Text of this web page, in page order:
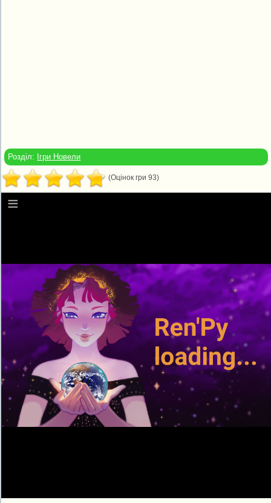
Розділ: Ігри Новели
(Оцінок гри 93)